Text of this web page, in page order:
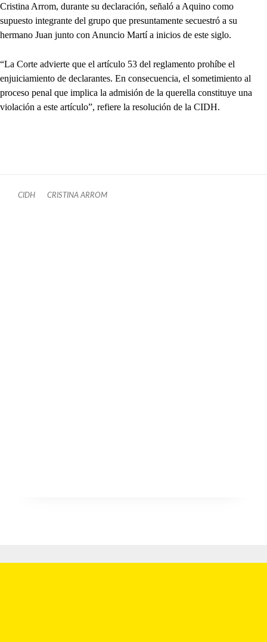
Cristina Arrom, durante su declaración, señaló a Aquino como
supuesto integrante del grupo que presuntamente secuestró a su
hermano Juan junto con Anuncio Martí a inicios de este siglo.
“La Corte advierte que el artículo 53 del reglamento prohíbe el
enjuiciamiento de declarantes. En consecuencia, el sometimiento al
proceso penal que implica la admisión de la querella constituye una
violación a este artículo”, refiere la resolución de la CIDH.
CIDH CRISTINA ARROM